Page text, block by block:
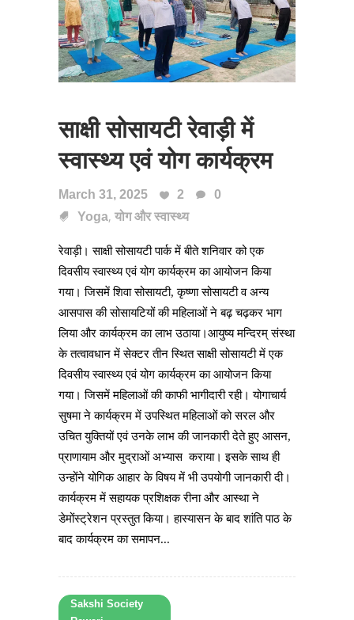
साक्षी सोसायटी रेवाड़ी में
स्वास्थ्य एवं योग कार्यक्रम
March 31, 2025 2
0
Yoga, योग और स्वास्थ्य
रेवाड़ी। साक्षी सोसायटी पार्क में बीते शनिवार को एक
दिवसीय स्वास्थ्य एवं योग कार्यक्रम का आयोजन किया
गया। जिसमें शिवा सोसायटी, कृष्णा सोसायटी व अन्य
आसपास की सोसायटियों की महिलाओं ने बढ़ चढ़कर भाग
लिया और कार्यक्रम का लाभ उठाया।आयुष्य मन्दिरम् संस्था
के तत्वावधान में सेक्टर तीन स्थित साक्षी सोसायटी में एक
दिवसीय स्वास्थ्य एवं योग कार्यक्रम का आयोजन किया
गया। जिसमें महिलाओं की काफी भागीदारी रही। योगाचार्य
सुषमा ने कार्यक्रम में उपस्थित महिलाओं को सरल और
उचित युक्तियों एवं उनके लाभ की जानकारी देते हुए आसन,
प्राणायाम और मुद्राओं अभ्यास कराया। इसके साथ ही
उन्होंने योगिक आहार के विषय में भी उपयोगी जानकारी दी।
कार्यक्रम में सहायक प्रशिक्षक रीना और आस्था ने
डेमोंस्ट्रेशन प्रस्तुत किया। हास्यासन के बाद शांति पाठ के
बाद कार्यक्रम का समापन...
Sakshi Society